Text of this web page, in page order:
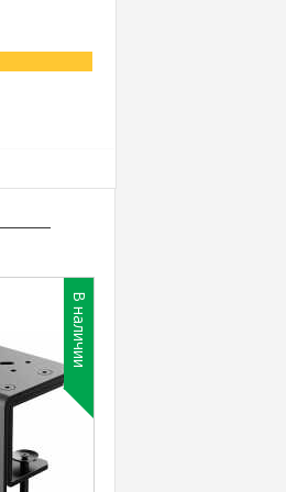
В наличии